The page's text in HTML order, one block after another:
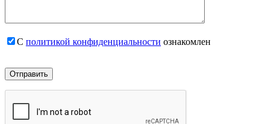
С политикой конфиденциальности ознакомлен